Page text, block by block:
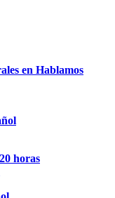
en Hablamos
horas